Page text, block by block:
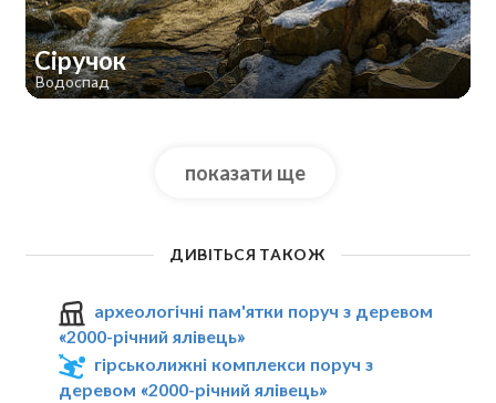
Сіручок
Водоспад
показати ще
ДИВІТЬСЯ ТАКОЖ
археологічні пам'ятки поруч з деревом
«2000-річний ялівець»
гірськолижні комплекси поруч з
деревом «2000-річний ялівець»